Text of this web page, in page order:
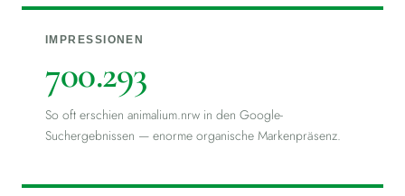
IMPRESSIONEN
700.293
So oft erschien animalium.nrw in den Google-
Suchergebnissen — enorme organische Markenpräsenz.